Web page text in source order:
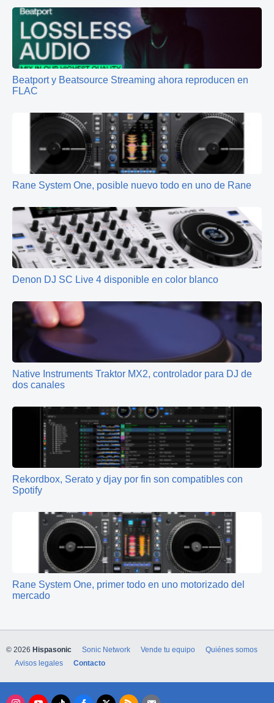
Beatport y Beatsource Streaming ahora reproducen en
FLAC
Rane System One, posible nuevo todo en uno de Rane
Denon DJ SC Live 4 disponible en color blanco
Native Instruments Traktor MX2, controlador para DJ de
dos canales
Rekordbox, Serato y djay por fin son compatibles con
Spotify
Rane System One, primer todo en uno motorizado del
mercado
© 2026 Hispasonic Sonic Network Vende tu equipo
Quiénes somos
Avisos legales
Contacto